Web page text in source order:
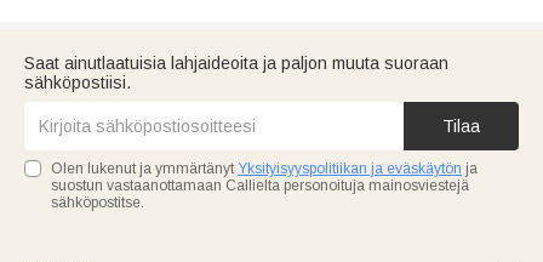
Saat ainutlaatuisia lahjaideoita ja paljon muuta suoraan
sähköpostiisi.
Tilaa
Olen lukenut ja ymmärtänyt Yksityisyyspolitiikan ja eväskäytön ja
suostun vastaanottamaan Callielta personoituja mainosviestejä
sähköpostitse.